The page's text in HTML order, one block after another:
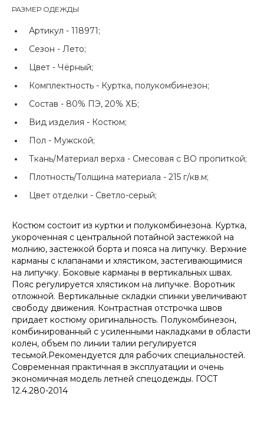
РАЗМЕР ОДЕЖДЫ
Артикул - 118971;
Сезон - Лето;
Цвет - Чёрный;
Комплектность - Куртка, полукомбинезон;
Состав - 80% ПЭ, 20% ХБ;
Вид изделия - Костюм;
Пол - Мужской;
Ткань/Материал верха - Смесовая с ВО пропиткой;
Плотность/Толщина материала - 215 г/кв.м;
Цвет отделки - Светло-серый;
Костюм состоит из куртки и полукомбинезона. Куртка,
укороченная с центральной потайной застежкой на
молнию, застежкой борта и пояса на липучку. Верхние
карманы с клапанами и хлястиком, застегивающимися
на липучку. Боковые карманы в вертикальных швах.
Пояс регулируется хлястиком на липучке. Воротник
отложной. Вертикальные складки спинки увеличивают
свободу движения. Контрастная отстрочка швов
придает костюму оригинальность. Полукомбинезон,
комбинированный с усиленными накладками в области
колен, объем по линии талии регулируется
тесьмой.Рекомендуется для рабочих специальностей.
Современная практичная в эксплуатации и очень
экономичная модель летней спецодежды. ГОСТ
12.4.280-2014